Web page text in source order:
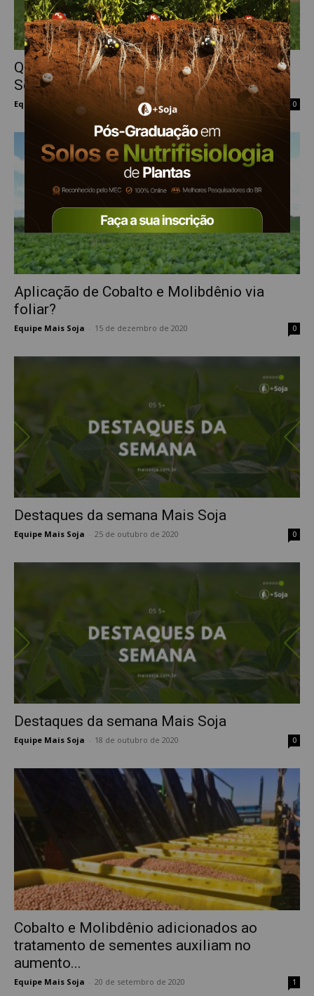
Qual a função do Cobalto e Molibdênio na
Soja?
Equipe Mais Soja 11 de outubro de 2023 0
Aplicação de Cobalto e Molibdênio via
foliar?
Equipe Mais Soja 15 de dezembro de 2020 0
Destaques da semana Mais Soja
Equipe Mais Soja 25 de outubro de 2020 0
Destaques da semana Mais Soja
Equipe Mais Soja 18 de outubro de 2020 0
Cobalto e Molibdênio adicionados ao
tratamento de sementes auxiliam no
aumento...
Equipe Mais Soja 20 de setembro de 2020 1